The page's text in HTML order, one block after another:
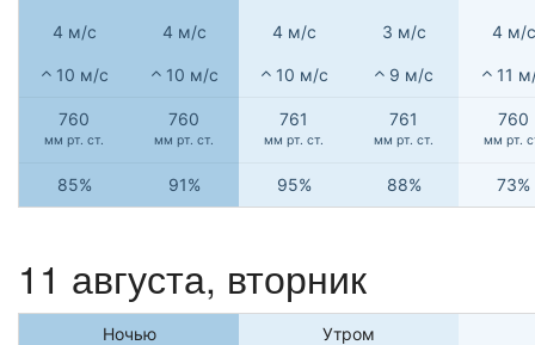
4 м/с 4 м/с 4 м/с 3 м/с 4 м/с
10 м/с 10 м/с 10 м/с 9 м/с 11
760
мм рт. ст.
760
мм рт. ст.
761
мм рт. ст.
761
мм рт. ст.
760
мм рт.
85% 91% 95% 88% 73%
11 августа, вторник
Ночью Утром